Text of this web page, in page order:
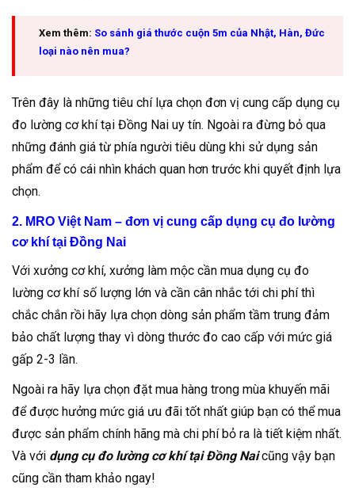
Xem thêm: So sánh giá thước cuộn 5m của Nhật, Hàn, Đức
loại nào nên mua?
Trên đây là những tiêu chí lựa chọn đơn vị cung cấp dụng cụ
đo lường cơ khí tại Đồng Nai uy tín. Ngoài ra đừng bỏ qua
những đánh giá từ phía người tiêu dùng khi sử dụng sản
phẩm để có cái nhìn khách quan hơn trước khi quyết định lựa
chọn.
2. MRO Việt Nam – đơn vị cung cấp dụng cụ đo lường
cơ khí tại Đồng Nai
Với xưởng cơ khí, xưởng làm mộc cần mua dụng cụ đo
lường cơ khí số lượng lớn và cần cân nhắc tới chi phí thì
chắc chắn rồi hãy lựa chọn dòng sản phẩm tầm trung đảm
bảo chất lượng thay vì dòng thước đo cao cấp với mức giá
gấp 2-3 lần.
Ngoài ra hãy lựa chọn đặt mua hàng trong mùa khuyến mãi
để được hưởng mức giá ưu đãi tốt nhất giúp bạn có thể mua
được sản phẩm chính hãng mà chi phí bỏ ra là tiết kiệm nhất.
Và với dụng cụ đo lường cơ khí tại Đồng Naicũng vậy bạn
cũng cần tham khảo ngay!